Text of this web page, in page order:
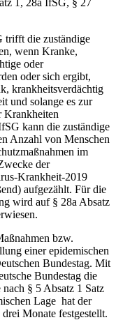
1, 28a IfSG, § 27
trifft die zuständige
wenn Kranke,
oder
oder sich ergibt,
krankheitsverdächtig
und solange es zur
Krankheiten
kann die zuständige
Anzahl von Menschen
im
der
Krankheit-2019
aufgezählt. Für die
wird auf § 28a Absatz
bzw.
einer epidemischen
Bundestag. Mit
Bundestag die
§ 5 Absatz 1 Satz
Lage hat der
Monate festgestellt.